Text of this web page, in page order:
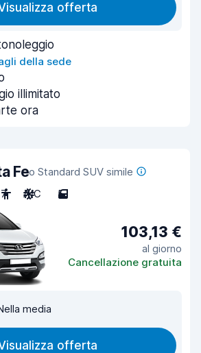
offerta
della sede
illimitato
ora
Feo Standard SUV simile
7 A/C 5
103,13 €
al giorno
Cancellazione gratuita
media
offerta